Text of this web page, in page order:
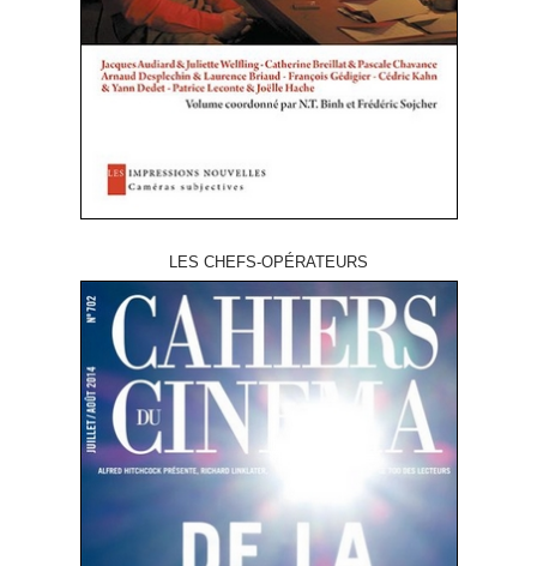
LES CHEFS-OPÉRATEURS